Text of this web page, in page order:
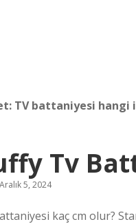
TV battaniyesi hangi
Tv
5, 2024
kaç cm olur?